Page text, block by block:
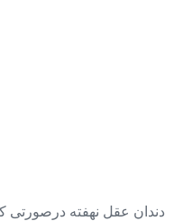
دندان عقل نهفته درصورتی